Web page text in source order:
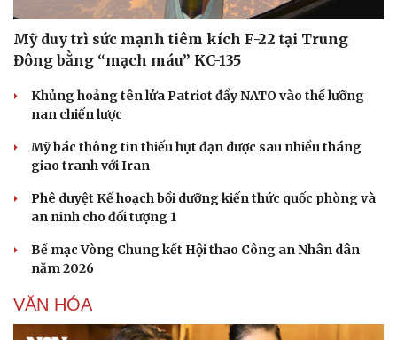
Mỹ duy trì sức mạnh tiêm kích F-22 tại Trung
Đông bằng “mạch máu” KC-135
Khủng hoảng tên lửa Patriot đẩy NATO vào thế lưỡng
nan chiến lược
Mỹ bác thông tin thiếu hụt đạn dược sau nhiều tháng
giao tranh với Iran
Phê duyệt Kế hoạch bồi dưỡng kiến thức quốc phòng và
an ninh cho đối tượng 1
Bế mạc Vòng Chung kết Hội thao Công an Nhân dân
năm 2026
VĂN HÓA